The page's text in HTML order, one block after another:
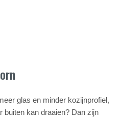
glas en minder kozijnprofiel,
buiten kan draaien? Dan zijn